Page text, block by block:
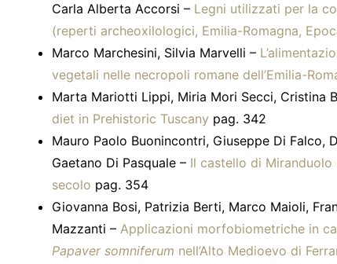
Carla Alberta Accorsi – Legni utilizzati per la
(reperti archeoxilologici, Emilia-Romagna,
Marco Marchesini, Silvia Marvelli –
vegetali nelle necropoli romane dell’Emilia-
Marta Mariotti Lippi, Miria Mori Secci, Cristina
diet in Prehistoric Tuscany pag. 342
Mauro Paolo Buonincontri, Giuseppe Di Falco,
Gaetano Di Pasquale – Il castello di Miranduolo
secolo pag. 354
Giovanna Bosi, Patrizia Berti, Marco Maioli,
Mazzanti – Applicazioni morfobiometriche in
Papaver somniferum nell’Alto Medioevo di